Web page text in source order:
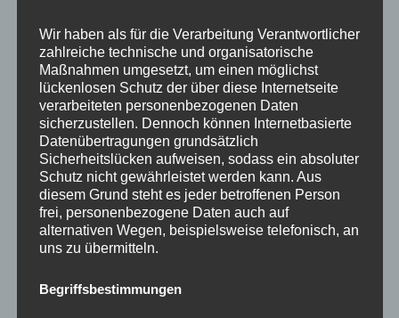
Sale!
Sale!
CONCAVER CVR1
19×8,5 ET45 5×112
Carbon Graphite
450,00€
war:
450,00 €
360,00€
ist:
360,00 €.
*
Bewertet
mit
CONCAVER CVR1
19×8,5 ET35 5×120
Carbon Graphite
Wir haben als für die Verarbeitung Verantwortlicher
zahlreiche technische und organisatorische
Maßnahmen umgesetzt, um einen möglichst
lückenlosen Schutz der über diese Internetseite
verarbeiteten personenbezogenen Daten
sicherzustellen. Dennoch können Internetbasierte
Datenübertragungen grundsätzlich
Sicherheitslücken aufweisen, sodass ein absoluter
Schutz nicht gewährleistet werden kann. Aus
diesem Grund steht es jeder betroffenen Person
frei, personenbezogene Daten auch auf
alternativen Wegen, beispielsweise telefonisch, an
uns zu übermitteln.
Begriffsbestimmungen